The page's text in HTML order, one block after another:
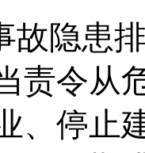
故隐患
责令从
、停止